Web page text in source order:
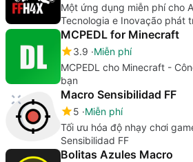
Một ứng dụng miễn phí cho
Tecnologia e Inovação phát
MCPEDL for Minecraft
3.9 Miễn phí
MCPEDL cho Minecraft -
bạn
Macro Sensibilidad FF
5 Miễn phí
Tối ưu hóa độ nhạy chơi
Sensibilidad FF
Bolitas Azules Macro